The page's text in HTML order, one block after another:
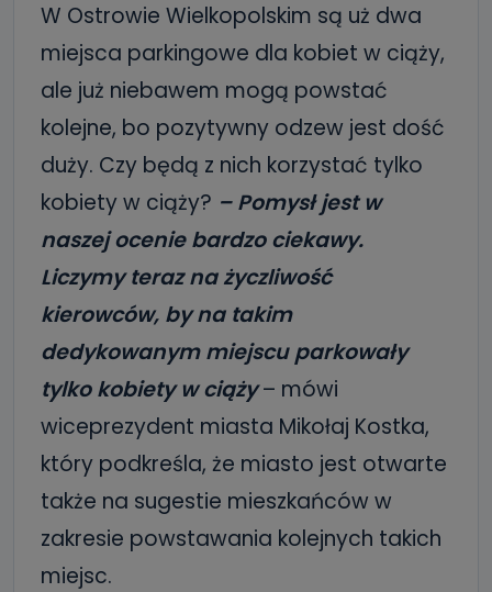
W Ostrowie Wielkopolskim są uż dwa
miejsca parkingowe dla kobiet w ciąży,
ale już niebawem mogą powstać
kolejne, bo pozytywny odzew jest dość
duży. Czy będą z nich korzystać tylko
kobiety w ciąży? – Pomysł jest w
naszej ocenie bardzo ciekawy.
Liczymy teraz na życzliwość
kierowców, by na takim
dedykowanym miejscu parkowały
tylko kobiety w ciąży– mówi
wiceprezydent miasta Mikołaj Kostka,
który podkreśla, że miasto jest otwarte
także na sugestie mieszkańców w
zakresie powstawania kolejnych takich
miejsc.